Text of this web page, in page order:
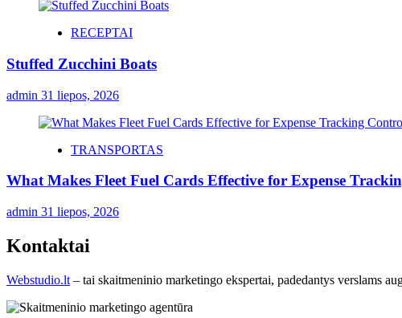
RECEPTAI
Stuffed Zucchini Boats
admin 31 liepos, 2026
TRANSPORTAS
What Makes Fleet Fuel Cards Effective for Expense
admin 31 liepos, 2026
Kontaktai
Webstudio.lt – tai skaitmeninio marketingo ekspertai, padedantys verslams